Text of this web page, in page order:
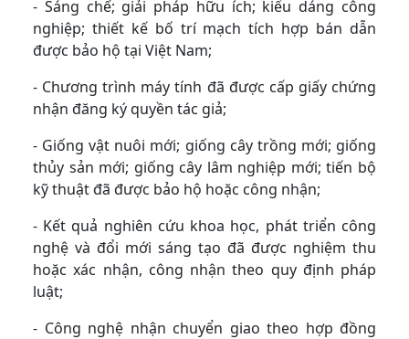
- Sáng chế; giải pháp hữu ích; kiểu dáng công
nghiệp; thiết kế bố trí mạch tích hợp bán dẫn
được bảo hộ tại Việt Nam;
- Chương trình máy tính đã được cấp giấy chứng
nhận đăng ký quyền tác giả;
- Giống vật nuôi mới; giống cây trồng mới; giống
thủy sản mới; giống cây lâm nghiệp mới; tiến bộ
kỹ thuật đã được bảo hộ hoặc công nhận;
- Kết quả nghiên cứu khoa học, phát triển công
nghệ và đổi mới sáng tạo đã được nghiệm thu
hoặc xác nhận, công nhận theo quy định pháp
luật;
- Công nghệ nhận chuyển giao theo hợp đồng